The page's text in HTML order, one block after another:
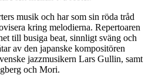
musik och har som sin röda tråd
kring melodierna. Repertoaren
till busiga beat, sinnligt sväng och
av den japanske kompositören
jazzmusikern Lars Gullin, samt
och Mori.